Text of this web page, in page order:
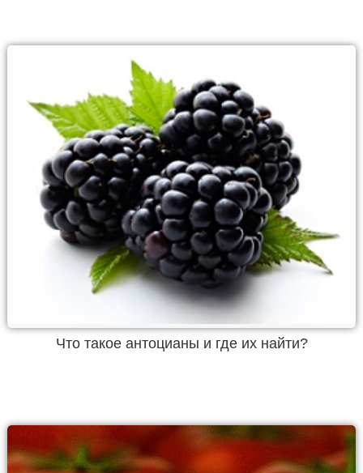
Что такое антоцианы и где их найти?